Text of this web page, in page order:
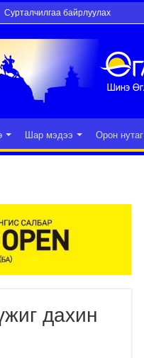
Сурталчилгаа байрлуулах
Шар мэдээ Орон нутаг
дахин